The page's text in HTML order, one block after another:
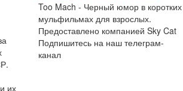
их
Too Mach - Черный юмор в коротких
мульфильмах для взрослых.
Предоставлено компанией Sky Cat
Подпишитесь на наш телеграм-
канал